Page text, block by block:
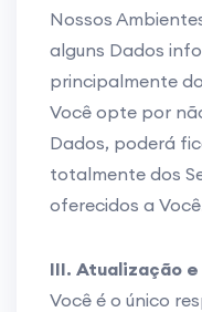
Nossos
alguns Dados
principalmente
Você opte por
Dados, poderá
totalmente dos
oferecidos a
III. Atualização
Você é o único